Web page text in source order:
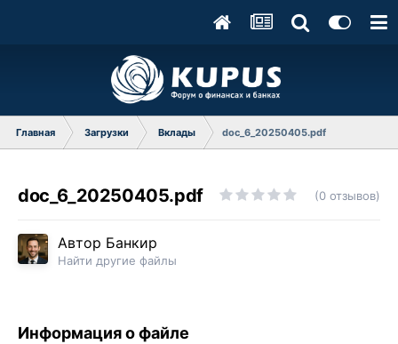
Главная Загрузки Вклады doc_6_20250405.pdf
doc_6_20250405.pdf (0 отзывов)
Автор Банкир
Найти другие файлы
Информация о файле